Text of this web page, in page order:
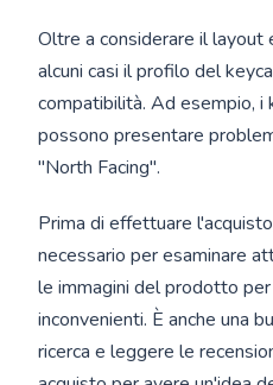
Oltre a considerare il
alcuni casi il profilo del
compatibilità. Ad esempio, i
possono presentare
"North Facing".
Prima di effettuare
necessario per esaminare
le immagini del prodotto
inconvenienti. È anche una
ricerca e leggere le